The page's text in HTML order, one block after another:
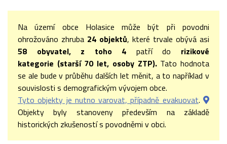
Na území obce Holasice může být při povodni
ohrožováno zhruba 24 objektů, které trvale obývá asi
58 obyvatel, z toho 4 patří do rizikové
kategorie (starší 70 let, osoby ZTP). Tato hodnota
se ale bude v průběhu dalších let měnit, a to například v
souvislosti s demografickým vývojem obce.
Tyto objekty je nutno varovat, případně evakuovat.
Objekty byly stanoveny především na základě
historických zkušeností s povodněmi v obci.